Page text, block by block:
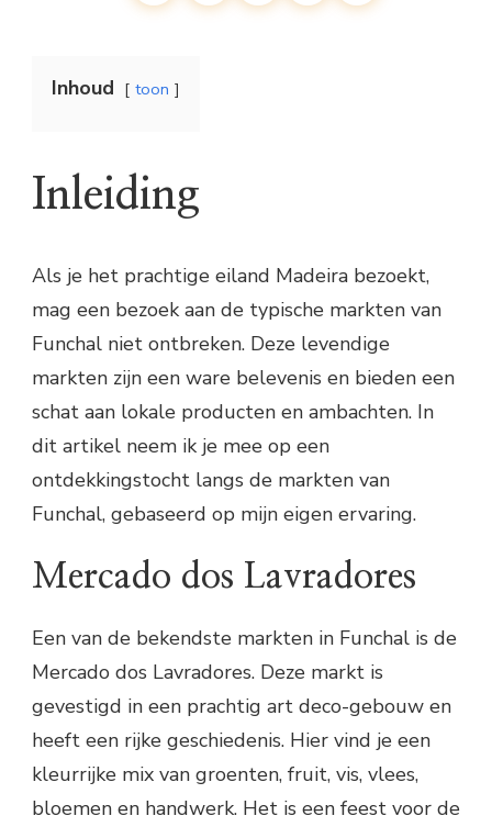
Inhoud toon
Inleiding
Als je het prachtige eiland Madeira bezoekt,
mag een bezoek aan de typische markten van
Funchal niet ontbreken. Deze levendige
markten zijn een ware belevenis en bieden een
schat aan lokale producten en ambachten. In
dit artikel neem ik je mee op een
ontdekkingstocht langs de markten van
Funchal, gebaseerd op mijn eigen ervaring.
Mercado dos Lavradores
Een van de bekendste markten in Funchal is de
Mercado dos Lavradores. Deze markt is
gevestigd in een prachtig art deco-gebouw en
heeft een rijke geschiedenis. Hier vind je een
kleurrijke mix van groenten, fruit, vis, vlees,
bloemen en handwerk. Het is een feest voor de